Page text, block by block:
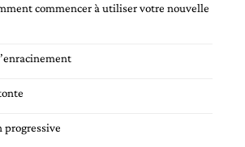
commencer à utiliser votre nouvelle